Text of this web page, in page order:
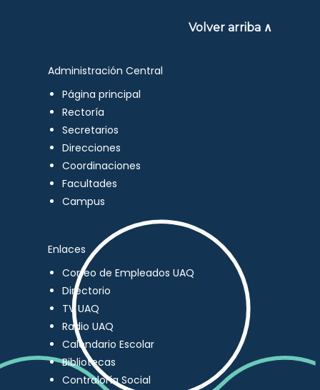
Volver arriba ∧
Administración Central
Página principal
Rectoría
Secretarios
Direcciones
Coordinaciones
Facultades
Campus
Enlaces
Correo de Empleados UAQ
Directorio
TV UAQ
Radio UAQ
Calendario Escolar
Bibliotecas
Contraloría Social